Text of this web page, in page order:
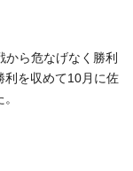
ら危なげなく勝利
利を収めて10月に佐